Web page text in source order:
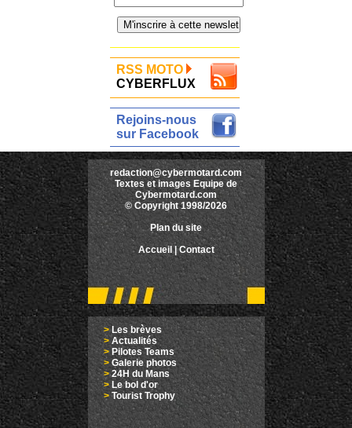
RSS MOTO
CYBERFLUX
Rejoins-nous
sur Facebook
redaction@cybermotard.com
Textes et images Equipe de
Cybermotard.com
© Copyright 1998/2026
Plan du site
Accueil |Contact
>Les brèves
> Actualités
> Pilotes Teams
>Galerie photos
>24H du Mans
>Le bol d'or
> Tourist Trophy